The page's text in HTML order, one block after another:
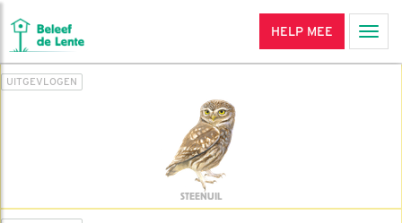
HELP MEE
UITGEVLOGEN
STEENUIL